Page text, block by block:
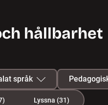
hållbarhet
språk
Lyssna (31)